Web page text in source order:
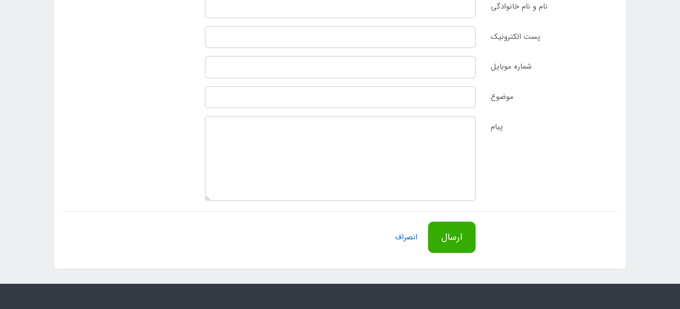
نام و نام خانوادگی
پست الکترونیک
شماره موبایل
موضوع
پیام
ارسال انصراف